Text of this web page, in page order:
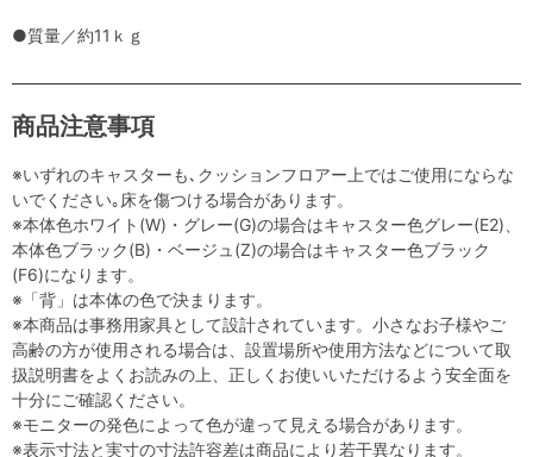
●質量／約11ｋｇ
商品注意事項
※いずれのキャスターも､クッションフロアー上ではご使用にならな
いでください｡床を傷つける場合があります。
※本体色ホワイト(W)・グレー(G)の場合はキャスター色グレー(E2)、
本体色ブラック(B)・ベージュ(Z)の場合はキャスター色ブラック
(F6)になります。
※「背」は本体の色で決まります。
※本商品は事務用家具として設計されています。小さなお子様やご
高齢の方が使用される場合は、設置場所や使用方法などについて取
扱説明書をよくお読みの上、正しくお使いいただけるよう安全面を
十分にご確認ください。
※モニターの発色によって色が違って見える場合があります。
※表示寸法と実寸の寸法許容差は商品により若干異なります。